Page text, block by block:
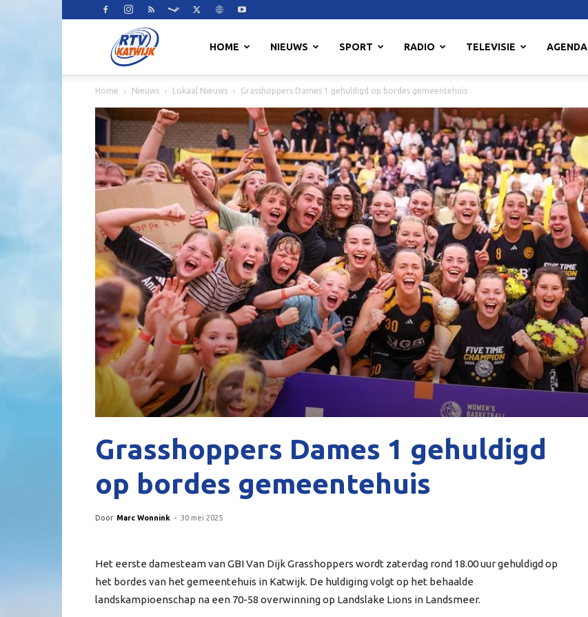
HOME NIEUWS SPORT RADIO TELEVISIE AGENDA
Home Nieuws Lokaal Nieuws Grasshoppers Dames 1 gehuldigd op bordes gemeentehuis
Grasshoppers Dames 1 gehuldigd
op bordes gemeentehuis
Door Marc Wonnink - 30 mei 2025
Het eerste damesteam van GBI Van Dijk Grasshoppers wordt zaterdag rond 18.00 uur gehuldigd op
het bordes van het gemeentehuis in Katwijk. De huldiging volgt op het behaalde
landskampioenschap na een 70-58 overwinning op Landslake Lions in Landsmeer.